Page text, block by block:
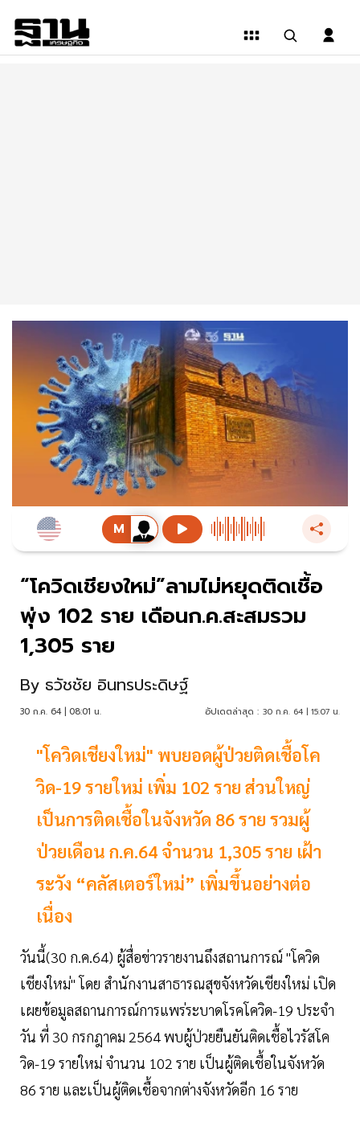
“โควิดเชียงใหม่”ลามไม่หยุดติดเชื้อ
พุ่ง 102 ราย เดือนก.ค.สะสมรวม
1,305 ราย
By ธวัชชัย อินทรประดิษฐ์
30 ก.ค. 64 | 08:01 น. อัปเดตล่าสุด : 30 ก.ค. 64 | 15:07 น.
"โควิดเชียงใหม่" พบยอดผู้ป่วยติดเชื้อโค
วิด-19 รายใหม่ เพิ่ม 102 ราย ส่วนใหญ่
เป็นการติดเชื้อในจังหวัด 86 ราย รวมผู้
ป่วยเดือน ก.ค.64 จำนวน 1,305 ราย เฝ้า
ระวัง “คลัสเตอร์ใหม่” เพิ่มขึ้นอย่างต่อ
เนื่อง
วันนี้(30 ก.ค.64) ผู้สื่อข่าวรายงานถึงสถานการณ์ "โควิด
เชียงใหม่" โดย สำนักงานสาธารณสุขจังหวัดเชียงใหม่ เปิด
เผยข้อมูลสถานการณ์การแพร่ระบาดโรคโควิด-19 ประจำ
วัน ที่ 30 กรกฎาคม 2564 พบผู้ป่วยยืนยันติดเชื้อไวรัสโค
วิด-19 รายใหม่ จำนวน 102 ราย เป็นผู้ติดเชื้อในจังหวัด
86 ราย และเป็นผู้ติดเชื้อจากต่างจังหวัดอีก 16 ราย